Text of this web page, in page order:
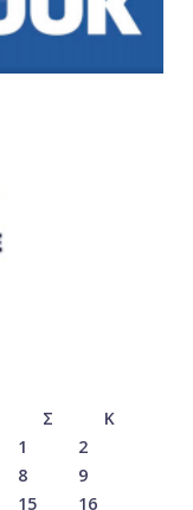
Σ
Κ
1
2
8
9
15
16